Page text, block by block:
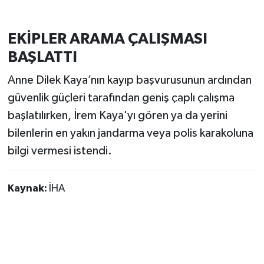
EKİPLER ARAMA ÇALIŞMASI
BAŞLATTI
Anne Dilek Kaya’nın kayıp başvurusunun ardından
güvenlik güçleri tarafından geniş çaplı çalışma
başlatılırken, İrem Kaya'yı gören ya da yerini
bilenlerin en yakın jandarma veya polis karakoluna
bilgi vermesi istendi.
Kaynak: İHA